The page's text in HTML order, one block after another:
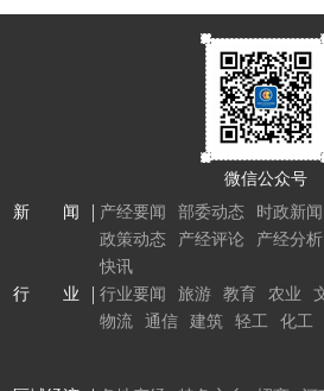
微信公众号
新 闻
产经要闻 部委动态 时政新闻
政策动态
产经评论 产经分析
快讯
行 业
行业要闻 旅游 教育 农业
物流
通信 建筑 轻工 化工